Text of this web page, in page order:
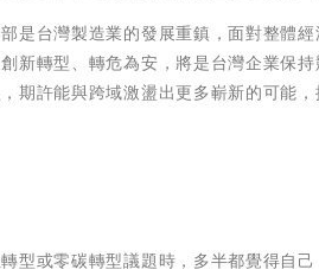
是台灣製造業的發展重鎮，面對整體
新轉型、轉危為安，將是台灣企業保
期許能與跨域激盪出更多嶄新的可能
型或零碳轉型議題時，多半都覺得自